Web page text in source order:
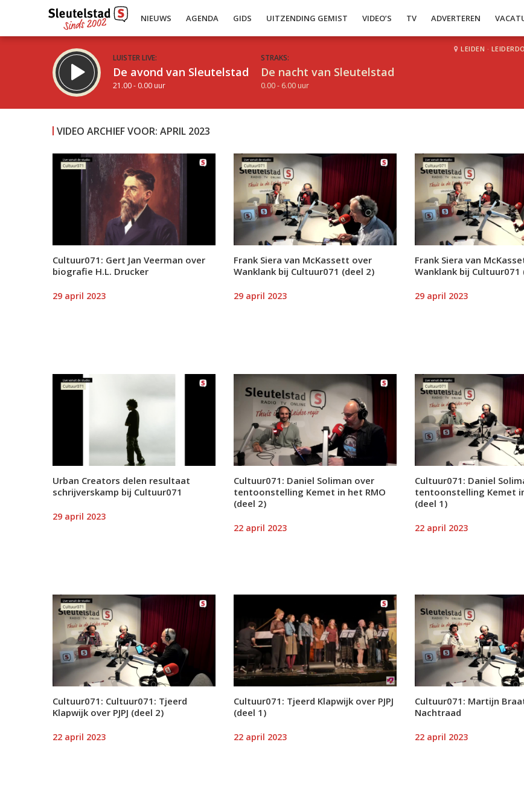
NIEUWS AGENDA GIDS UITZENDING GEMIST VIDEO’S TV ADVERTEREN
LUISTER LIVE:
De avond van Sleutelstad
21.00 - 0.00 uur
STRAKS:
De nacht van Sleutelstad
0.00 - 6.00 uur
LEIDEN ·
VIDEO ARCHIEF VOOR: APRIL 2023
Cultuur071: Gert Jan Veerman over
biografie H.L. Drucker
29 april 2023
Frank Siera van McKassett over
Wanklank bij Cultuur071 (deel 2)
29 april 2023
Frank Siera van
Wanklank bij Cultuur071
29 april 2023
Urban Creators delen resultaat
schrijverskamp bij Cultuur071
29 april 2023
Cultuur071: Daniel Soliman over
tentoonstelling Kemet in het RMO
(deel 2)
22 april 2023
Cultuur071: Daniel
tentoonstelling Kemet
(deel 1)
22 april 2023
Cultuur071: Cultuur071: Tjeerd
Klapwijk over PJPJ (deel 2)
22 april 2023
Cultuur071: Tjeerd Klapwijk over PJPJ
(deel 1)
22 april 2023
Cultuur071: Martijn
Nachtraad
22 april 2023